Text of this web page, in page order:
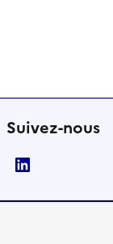
Suivez-nous